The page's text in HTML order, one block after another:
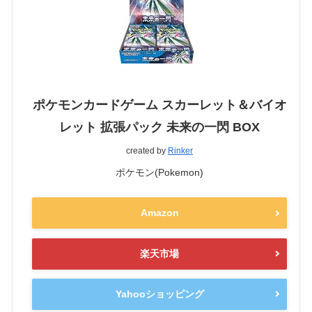
ポケモンカードゲーム スカーレット＆バイオ
レット 拡張パック 未来の一閃 BOX
created by Rinker
ポケモン(Pokemon)
Amazon
楽天市場
Yahooショッピング